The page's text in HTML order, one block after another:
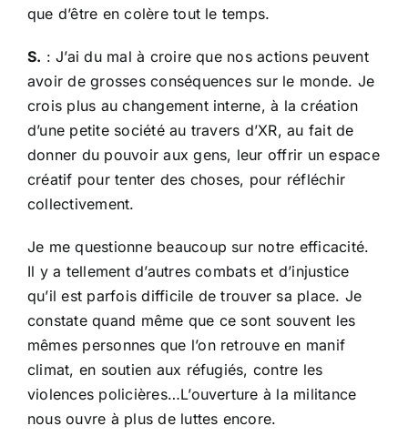
que d’être en colère tout le temps.
S. : J’ai du mal à croire que nos actions peuvent
avoir de grosses conséquences sur le monde. Je
crois plus au changement interne, à la création
d’une petite société au travers d’XR, au fait de
donner du pouvoir aux gens, leur offrir un espace
créatif pour tenter des choses, pour réfléchir
collectivement.
Je me questionne beaucoup sur notre efficacité.
Il y a tellement d’autres combats et d’injustice
qu’il est parfois difficile de trouver sa place. Je
constate quand même que ce sont souvent les
mêmes personnes que l’on retrouve en manif
climat, en soutien aux réfugiés, contre les
violences policières…L’ouverture à la militance
nous ouvre à plus de luttes encore.